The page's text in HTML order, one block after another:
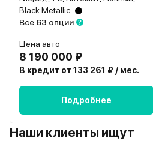
Black Metallic
Все 63 опции
Цена авто
8 190 000 ₽
В кредит от 133 261 ₽ / мес.
Подробнее
Наши клиенты ищут